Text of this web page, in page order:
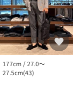
177cm / 27.0～
27.5cm(43)